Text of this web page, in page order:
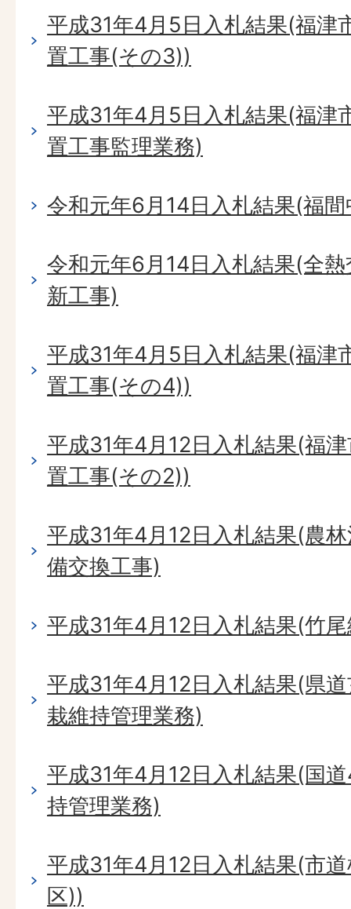
平成31年4月5日入札結果(福津
置工事(その3))
平成31年4月5日入札結果(福津
置工事監理業務)
令和元年6月14日入札結果(福
令和元年6月14日入札結果(全
新工事)
平成31年4月5日入札結果(福津
置工事(その4))
平成31年4月12日入札結果(福
置工事(その2))
平成31年4月12日入札結果(農
備交換工事)
平成31年4月12日入札結果(竹
平成31年4月12日入札結果(県
栽維持管理業務)
平成31年4月12日入札結果(国
持管理業務)
平成31年4月12日入札結果(市
区))